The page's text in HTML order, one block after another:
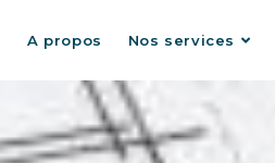
A propos Nos services